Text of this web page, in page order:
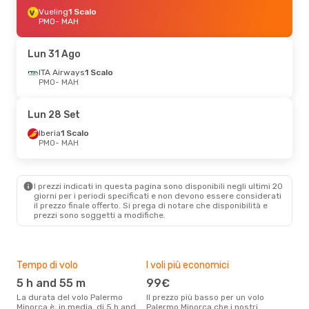
1 Scalo
Swiss International Air Lines
1 Scalo
MAH - PMO
Vueling1 Scalo
PMO- MAH
Vueling1 Scalo
MAH
- PMO
Sab 26 Set- Mar 29 Set
Lufthansa1 Scalo
PMO- MAH
Swiss International Air Lines
1 Scalo
MAH- PMO
Gio 3 Set- Dom 6 Set
1 Scalo
PMO - MAH
Vueling1 Scalo
PMO- MAH
Lun 31 Ago
ITA Airways1 Scalo
PMO- MAH
Lun 28 Set
Iberia1 Scalo
PMO- MAH
I prezzi indicati in questa pagina sono disponibili negli ultimi 20
giorni per i periodi specificati e non devono essere considerati
il ​​prezzo finale offerto. Si prega di notare che disponibilità e
prezzi sono soggetti a modifiche.
Tempo di volo
5 h and 55 m
La durata del volo Palermo
Minorca è, in media, di 5 h and
I voli più economici
99€
Il prezzo più basso per un volo
Palermo Minorca che i nostri